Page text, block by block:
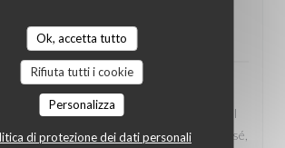
Ok, accetta tutto
Rifiuta tutti i cookie
Personalizza
di protezione dei dati personali
au top, super gentil, serviable,
certains clients peu commodes. Et un régal
plats assez simples mais très bien réalisé,